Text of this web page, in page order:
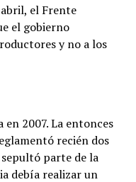
el Frente
el gobierno
y no a los
en 2007. La entonces
recién dos
sepultó parte de la
debía realizar un